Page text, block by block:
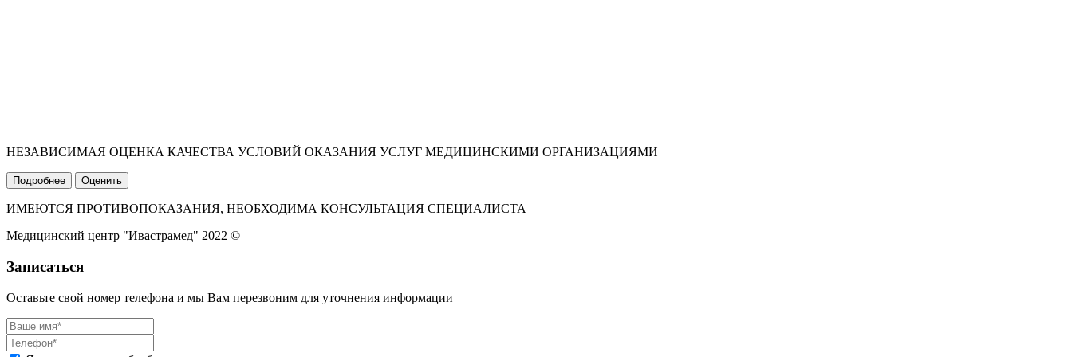
НЕЗАВИСИМАЯ ОЦЕНКА КАЧЕСТВА УСЛОВИЙ ОКАЗАНИЯ УСЛУГ МЕДИЦИНСКИМИ ОРГАНИЗАЦИЯМИ
Подробнее Оценить
ИМЕЮТСЯ ПРОТИВОПОКАЗАНИЯ, НЕОБХОДИМА КОНСУЛЬТАЦИЯ СПЕЦИАЛИСТА
Медицинский центр "Ивастрамед" 2022 ©
Записаться
Оставьте свой номер телефона и мы Вам перезвоним для уточнения информации